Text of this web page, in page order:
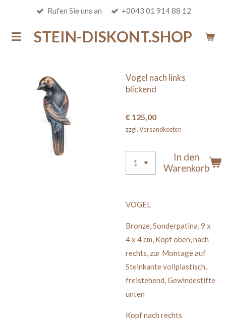
springenSTEIN-DISKONT.SHOP
Rufen Sie uns an +0043 01 914 88 12
Vogel nach links
blickend
€ 125,00
zzgl. Versandkosten
In den
Warenkorb
VOGEL
Bronze, Sonderpatina, 9 x
4 x 4 cm, Kopf oben, nach
rechts, zur Montage auf
Steinkante vollplastisch,
freistehend, Gewindestifte
unten
Kopf nach rechts